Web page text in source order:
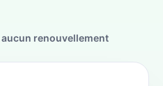
aucun renouvellement